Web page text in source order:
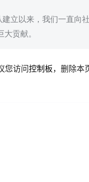
立以来，我们一直向
贡献。
您访问控制板，删除本